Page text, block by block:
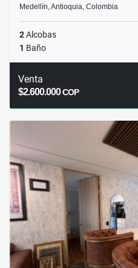
Medellín, Antioquia, Colombia
2Alcobas
1 Baño
Venta
$2.600.000COP